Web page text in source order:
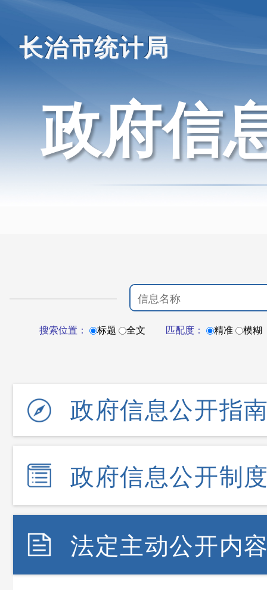
长治市统计局
政府信
搜索位置： 标题 全文 匹配度： 精准 模糊
政府信息公开指
政府信息公开制
法定主动公开内